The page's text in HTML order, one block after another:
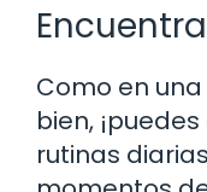
Como en
bien,
rutinas